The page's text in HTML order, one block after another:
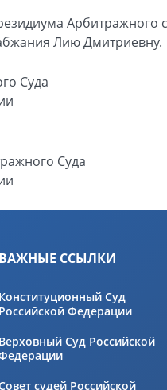
Арбитражного
Лию Дмитриевну.
Суда
Суда
ВАЖНЫЕ ССЫЛКИ
Конституционный Суд
Российской Федерации
Верховный Суд Российской
судей Российской